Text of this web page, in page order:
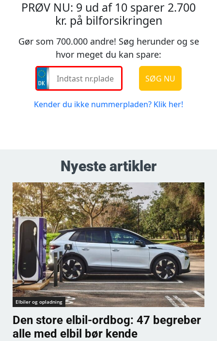
Nyeste artikler
Elbiler og opladning
Den store elbil-ordbog: 47 begreber
alle med elbil bør kende